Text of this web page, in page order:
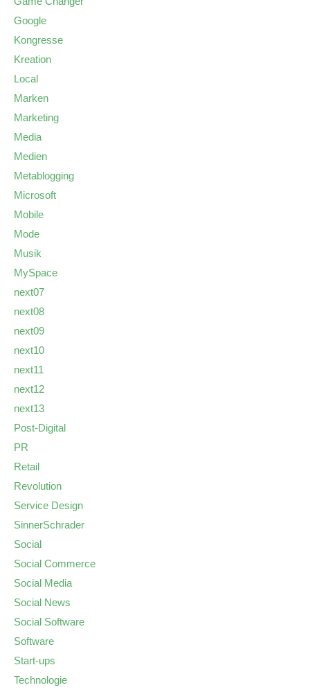
Google
Kongresse
Kreation
Local
Marken
Marketing
Media
Medien
Metablogging
Microsoft
Mobile
Mode
Musik
MySpace
next07
next08
next09
next10
next11
next12
next13
Post-Digital
PR
Retail
Revolution
Service Design
SinnerSchrader
Social
Social Commerce
Social Media
Social News
Social Software
Software
Start-ups
Technologie